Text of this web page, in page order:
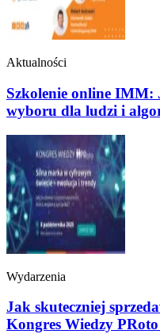
Aktualności
Szkolenie online IMM:
wyboru dla ludzi i
Wydarzenia
Jak skuteczniej
Kongres Wiedzy